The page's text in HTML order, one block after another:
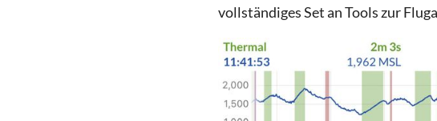
vollständiges Set an Tools zur